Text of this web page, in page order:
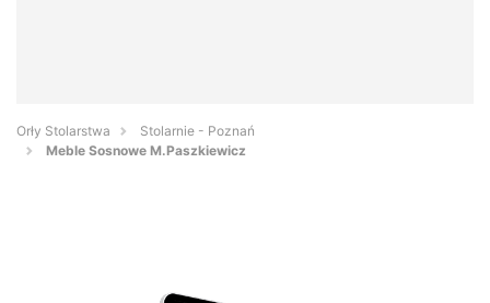
Orły Stolarstwa
Stolarnie - Poznań
Meble Sosnowe M.Paszkiewicz